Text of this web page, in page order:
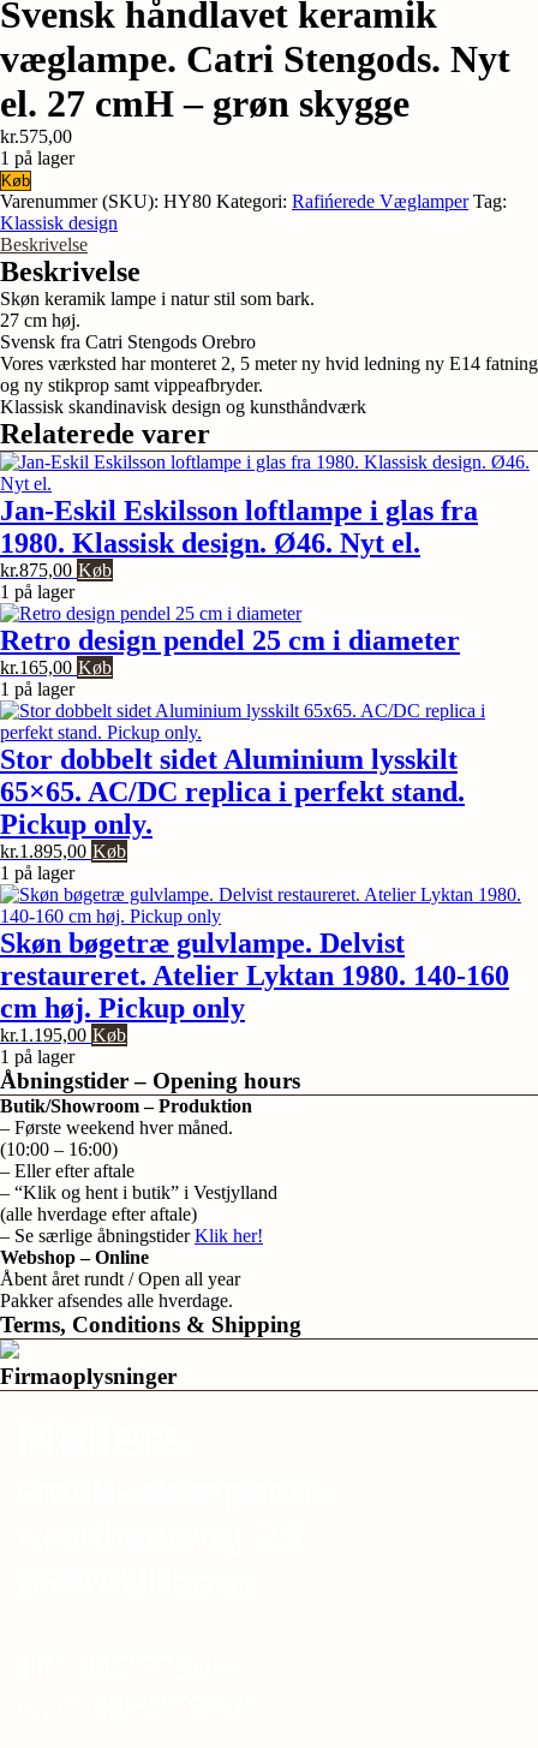
Svensk håndlavet keramik
væglampe. Catri Stengods. Nyt
el. 27 cmH – grøn skygge
kr.575,00
1 på lager
Svensk
håndlavet
keramik
væglampe.
Catri
Stengods.
Nyt
el.
27
cmH
-
grøn
skygge
antal
Køb
Varenummer (SKU): HY80 Kategori: Rafińerede Væglamper Tag:
Klassisk design
Beskrivelse
Beskrivelse
Skøn keramik lampe i natur stil som bark.
27 cm høj.
Svensk fra Catri Stengods Orebro
Vores værksted har monteret 2, 5 meter ny hvid ledning ny E14 fatning
og ny stikprop samt vippeafbryder.
Klassisk skandinavisk design og kunsthåndværk
Relaterede varer
Jan-Eskil Eskilsson loftlampe i glas fra
1980. Klassisk design. Ø46. Nyt el.
kr.875,00 Køb
1 på lager
Retro design pendel 25 cm i diameter
kr.165,00 Køb
1 på lager
Stor dobbelt sidet Aluminium lysskilt
65×65. AC/DC replica i perfekt stand.
Pickup only.
kr.1.895,00 Køb
1 på lager
Skøn bøgetræ gulvlampe. Delvist
restaureret. Atelier Lyktan 1980. 140-160
cm høj. Pickup only
kr.1.195,00 Køb
1 på lager
Åbningstider – Opening hours
Butik/Showroom – Produktion
– Første weekend hver måned.
(10:00 – 16:00)
– Eller efter aftale
– “Klik og hent i butik” i Vestjylland
(alle hverdage efter aftale)
– Se særlige åbningstiderKlik her!
Webshop – Online
Åbent året rundt / Open all year
Pakker afsendes alle hverdage.
Terms, Conditions & Shipping
Firmaoplysninger